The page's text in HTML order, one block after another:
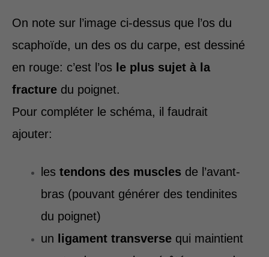
On note sur l’image ci-dessus que l’os du
scaphoïde, un des os du carpe, est dessiné
en rouge: c’est l’os
le plus sujet à la
fracture du poignet.
Pour compléter le schéma, il faudrait
ajouter:
les tendons des muscles de l’avant-
bras (pouvant générer des tendinites
du poignet)
un
ligament transverse qui maintient